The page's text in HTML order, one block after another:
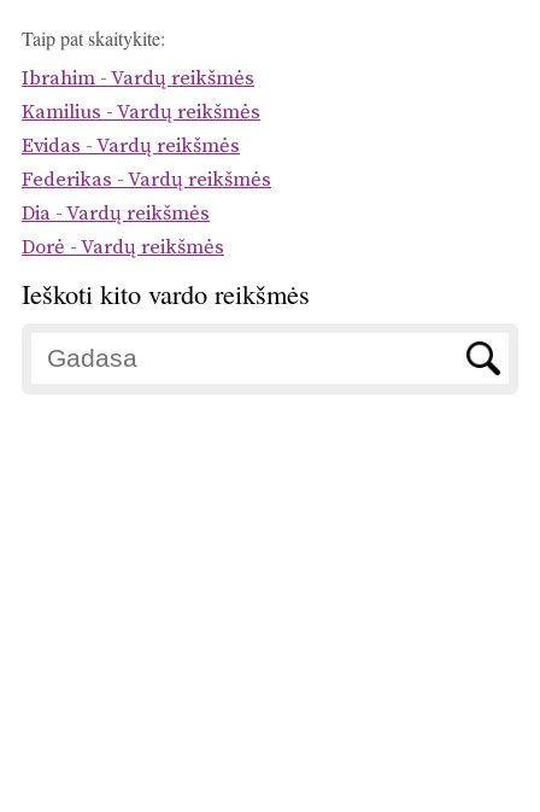
Taip pat skaitykite:
Ibrahim - Vardų reikšmės
Kamilius - Vardų reikšmės
Evidas - Vardų reikšmės
Federikas - Vardų reikšmės
Dia - Vardų reikšmės
Dorė - Vardų reikšmės
Ieškoti kito vardo reikšmės